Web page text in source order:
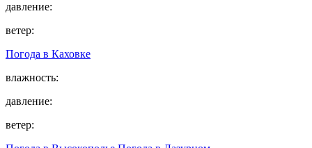
давление:
ветер:
Погода в Каховке
влажность:
давление:
ветер: